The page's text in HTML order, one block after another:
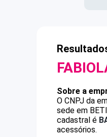
Sobre a
O CNPJ da
sede em
cadastral é
acessórios.